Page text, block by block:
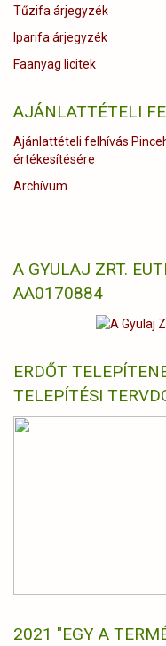
Tűzifa árjegyzék
Iparifa árjegyzék
Faanyag licitek
AJÁNLATTÉTELI
Ajánlattételi felhívás
értékesítésére
Archívum
A GYULAJ ZRT.
AA0170884
ERDŐT
TELEPÍTÉSI
2021 "EGY A